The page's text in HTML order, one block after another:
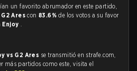
un favorito abrumador en este partido,
G2 Arescon 83.6%de los votos a su favor
Enjoy .
vs G2 Ares se transmitió en strafe.com,
más partidos como este, visita el